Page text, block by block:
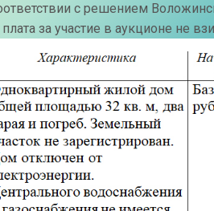
с решением
за участие в аукционе не